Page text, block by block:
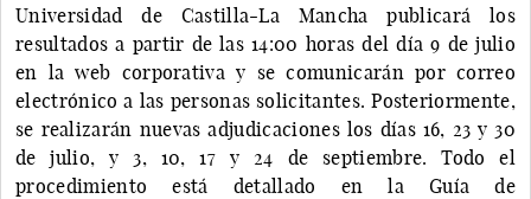
Universidad de Castilla-La Mancha publicará los
resultados a partir de las 14:00 horas del día 9 de julio
en la web corporativa y se comunicarán por correo
electrónico a las personas solicitantes. Posteriormente,
se realizarán nuevas adjudicaciones los días 16, 23 y 30
de julio, y 3, 10, 17 y 24 de septiembre. Todo el
procedimiento está detallado en la Guía de